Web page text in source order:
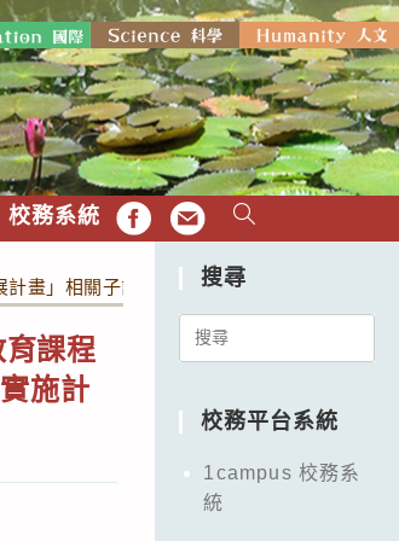
校務系統 FB EMAIL
畫」相關子計畫之「SSCD原理說明與課設
課程
施計
搜尋
Search
校務平台系統
1campus 校務系
統